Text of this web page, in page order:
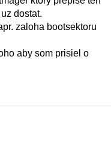
dostat.
zaloha bootsektoru
aby som prisiel o